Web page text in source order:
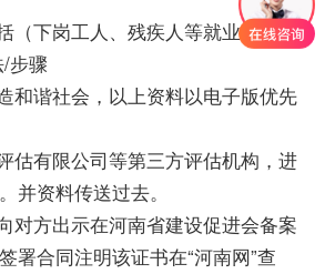
（下岗工人、残疾人等就业保障及
步骤
和谐社会，以上资料以电子版优先
估有限公司等第三方评估机构，进
并资料传送过去。
对方出示在河南省建设促进会备案
署合同注明该证书在“河南网”查